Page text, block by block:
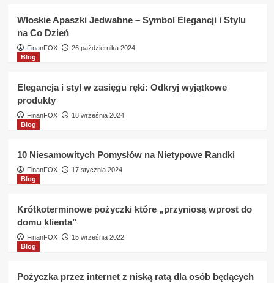
firma
Eurobank
?
Włoskie Apaszki Jedwabne – Symbol Elegancji i Stylu
na Co Dzień
FinanFOX
26 października 2024
Blog
Elegancja i styl w zasięgu ręki: Odkryj wyjątkowe
produkty
FinanFOX
18 września 2024
Blog
10 Niesamowitych Pomysłów na Nietypowe Randki
FinanFOX
17 stycznia 2024
Blog
Krótkoterminowe pożyczki które „przyniosą wprost do
domu klienta”
FinanFOX
15 września 2022
Blog
Pożyczka przez internet z niską ratą dla osób będących